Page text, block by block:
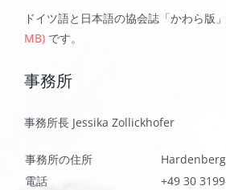
ドイツ語と日本語の協会誌「かわら版
MB) です。
事務所
事務所長 Jessika Zollickhofer
事務所の住所
電話
+49 30